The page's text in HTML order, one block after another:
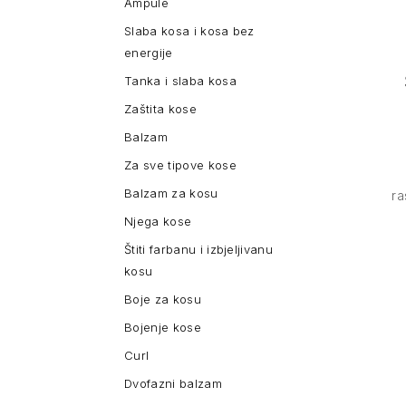
Slaba kosa i kosa bez
energije
Tanka i slaba kosa
Zaštita kose
Balzam
Za sve tipove kose
Balzam za kosu
Njega kose
Štiti farbanu i izbjeljivanu
kosu
Boje za kosu
Bojenje kose
Curl
Dvofazni balzam